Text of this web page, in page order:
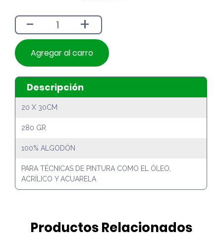
$1.990.
$1.790.
- +
Agregar al carro
Descripción
20 X 30CM
280 GR
100% ALGODÓN
PARA TÉCNICAS DE PINTURA COMO EL ÓLEO,
ACRÍLICO Y ACUARELA
Productos Relacionados